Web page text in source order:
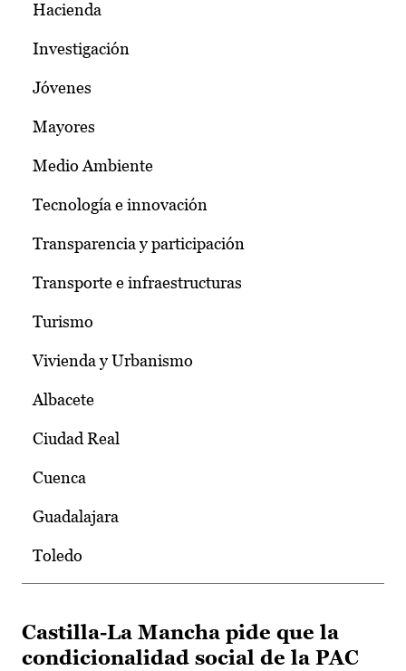
Hacienda
Investigación
Jóvenes
Mayores
Medio Ambiente
Tecnología e innovación
Transparencia y participación
Transporte e infraestructuras
Turismo
Vivienda y Urbanismo
Albacete
Ciudad Real
Cuenca
Guadalajara
Toledo
Castilla-La Mancha pide que la
condicionalidad social de la PAC